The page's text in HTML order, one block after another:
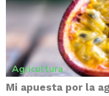
Agricultura
Mi apuesta por la